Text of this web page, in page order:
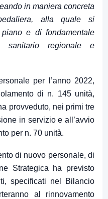
in maniera concreta
alla quale si
e di fondamentale
sanitario regionale e
per l’anno 2022,
di n. 145 unità,
provveduto, nei primi tre
in servizio e all’avvio
per n. 70 unità.
di nuovo personale, di
Strategica ha previsto
specificati nel Bilancio
al rinnovamento